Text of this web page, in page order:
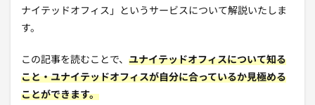
ナイテッドオフィス」というサービスについて解説いたしま
す。
この記事を読むことで、 ユナイテッドオフィスについて知る
こと・ユナイテッドオフィスが自分に合っているか見極める
ことができます。